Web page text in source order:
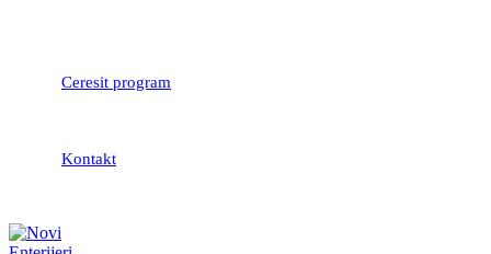
Ceresit program
Kontakt